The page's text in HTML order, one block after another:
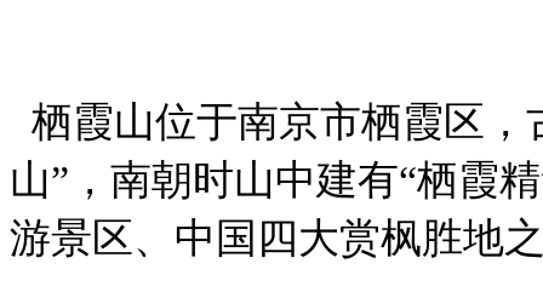
栖霞山位于南京市栖霞区，
山”，南朝时山中建有“栖霞
游景区、中国四大赏枫胜地